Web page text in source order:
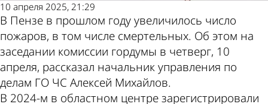
10 апреля 2025, 21:29
В Пензе в прошлом году увеличилось число
пожаров, в том числе смертельных. Об этом на
заседании комиссии гордумы в четверг, 10
апреля, рассказал начальник управления по
делам ГО ЧС Алексей Михайлов.
В 2024-м в областном центре зарегистрировали